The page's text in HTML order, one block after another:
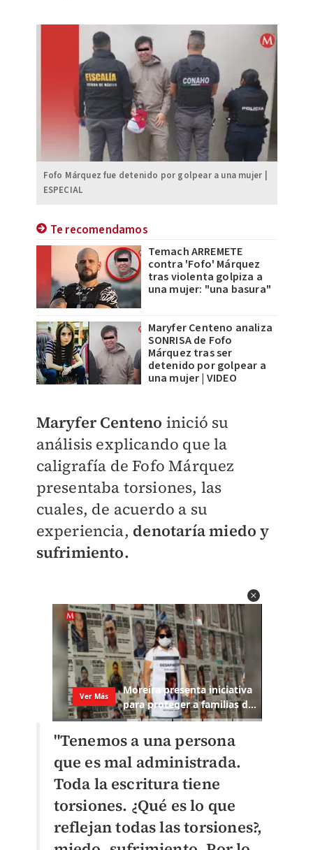
Fofo Márquez fue detenido por golpear a una mujer |
ESPECIAL
Te recomendamos
Temach ARREMETE
contra 'Fofo' Márquez
tras violenta golpiza a
una mujer: "una basura"
Maryfer Centeno analiza
SONRISA de Fofo
Márquez tras ser
detenido por golpear a
una mujer | VIDEO
Maryfer Centeno inició su
análisis explicando que la
caligrafía de Fofo Márquez
presentaba torsiones, las
cuales, de acuerdo a su
experiencia, denotaría miedo y
sufrimiento.
"Tenemos a una persona
que es mal administrada.
Toda la escritura tiene
torsiones. ¿Qué es lo que
reflejan todas las torsiones?,